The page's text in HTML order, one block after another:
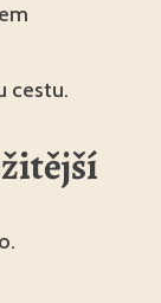
cestu.